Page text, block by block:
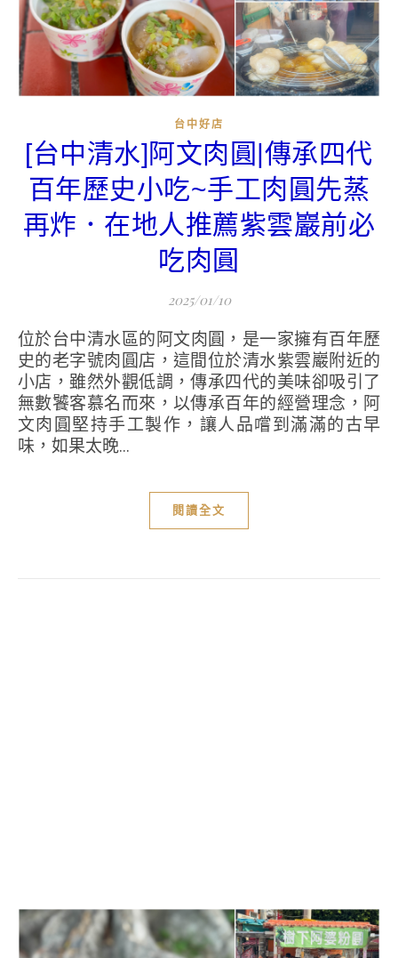
台中好店
[台中清水]阿文肉圓|傳承四代
百年歷史小吃~手工肉圓先蒸
再炸．在地人推薦紫雲巖前必
吃肉圓
2025/01/10
位於台中清水區的阿文肉圓，是一家擁有百年歷
史的老字號肉圓店，這間位於清水紫雲巖附近的
小店，雖然外觀低調，傳承四代的美味卻吸引了
無數饕客慕名而來，以傳承百年的經營理念，阿
文肉圓堅持手工製作，讓人品嚐到滿滿的古早
味，如果太晚...
閱讀全文